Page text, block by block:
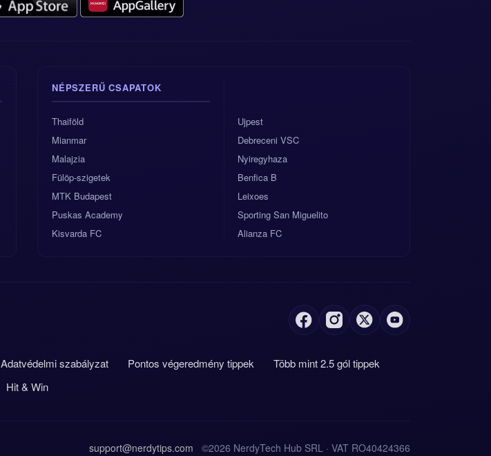
NÉPSZERŰ CSAPATOK
Thaiföld
Mianmar
Malajzia
Fülöp-szigetek
MTK Budapest
Puskas Academy
Kisvarda FC
Ujpest
Debreceni VSC
Nyiregyhaza
Benfica B
Leixoes
Sporting San Miguelito
Alianza FC
Adatvédelmi szabályzat Pontos végeredmény tippek
Több mint 2.5 gól tippek
Hit & Win
support@nerdytips.com ©2026 NerdyTech Hub SRL · VAT RO40424366